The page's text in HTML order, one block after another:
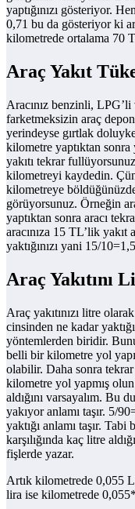
yaptığınızı gösteriyor.
0,71 bu da gösteriyor ki
kilometrede ortalama 70
Araç Yakıt
Aracınız benzinli,
farketmeksizin araç
yerindeyse gırtlak
kilometre yaptıktan
yakıtı tekrar
kilometreyi kaydedin.
kilometreye böldüğünüzde
görüyorsunuz. Örneğin
yaptıktan sonra aracı
aracınıza 15 TL’lik
yaktığınızı yani 15/
Araç Yakıtını
Araç yakıtınızı litre
cinsinden ne kadar
yöntemlerden biridir.
belli bir kilometre yol
olabilir. Daha sonra
kilometre yol yapmış
aldığını varsayalım. Bu
yakıyor anlamı taşır. 5/
yaktığı anlamı taşır.
karşılığında kaç litre
fişlerde yazar.
Artık kilometrede 0,055
lira ise kilometrede